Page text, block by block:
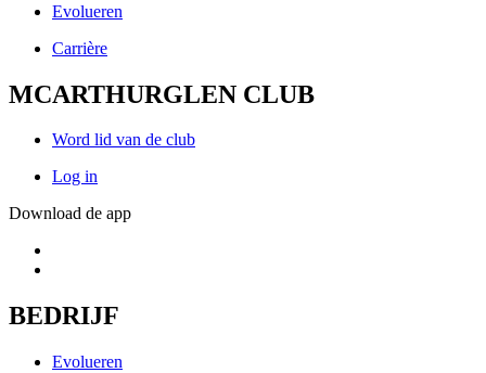
Evolueren
Carrière
MCARTHURGLEN CLUB
Word lid van de club
Log in
Download de app
BEDRIJF
Evolueren